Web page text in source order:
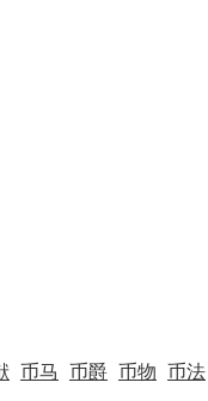
币马 币爵 币物 币法